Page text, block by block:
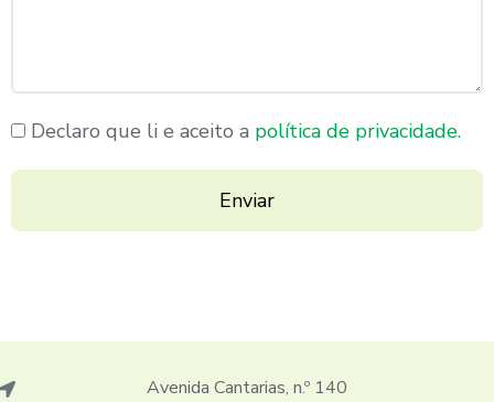
Declaro que li e aceito a política de privacidade.
Enviar
Avenida Cantarias, n.º 140